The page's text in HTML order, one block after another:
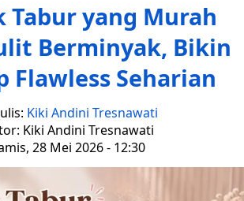
Tabur yang Murah
Berminyak, Bikin
Flawless Seharian
Kiki Andini Tresnawati
Kiki Andini Tresnawati
28 Mei 2026 - 12:30